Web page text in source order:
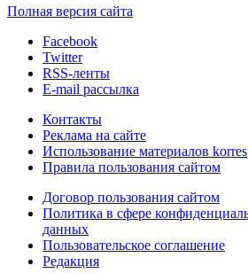
Полная версия сайта
Facebook
Twitter
RSS-ленты
E-mail рассылка
Контакты
Реклама на сайте
Использование материалов
Правила пользования сайтом
Договор пользования сайтом
Политика в сфере
данных
Пользовательское соглашение
Редакция